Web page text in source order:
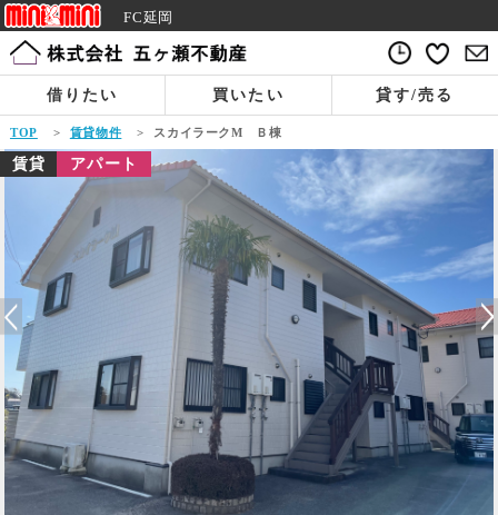
FC延岡
借りたい 買いたい 貸す/売る
TOP > 賃貸物件 > スカイラークM Ｂ棟
賃貸 アパート